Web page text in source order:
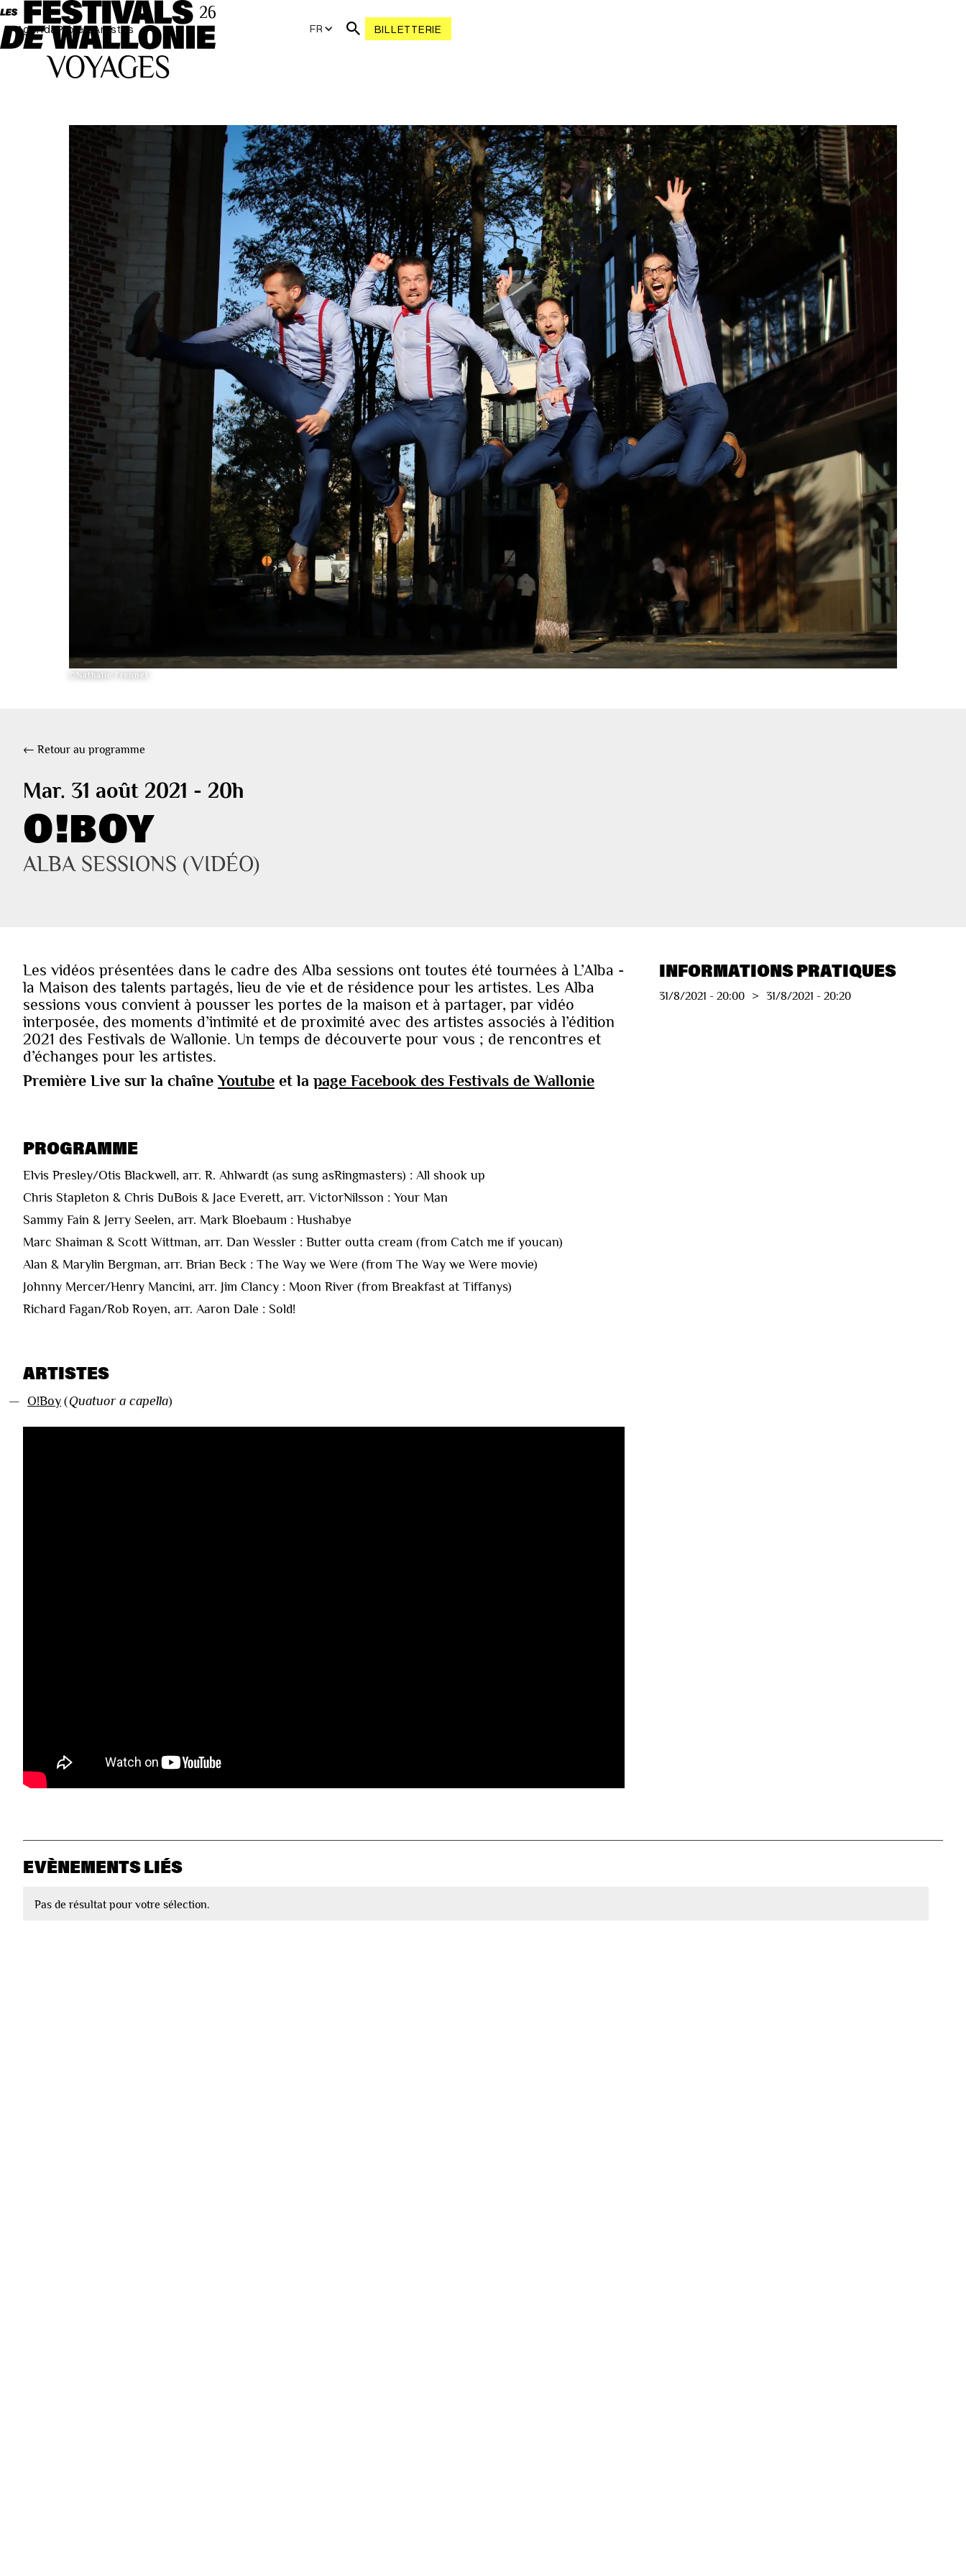
AgendaProjetsArtistes FR BILLETTERIE
©Nathalie Frennet
← Retour au programme
Mar. 31 août 2021 - 20h
O!BOY
ALBA SESSIONS (VIDÉO)
Les vidéos présentées dans le cadre des Alba sessions ont toutes été tournées à L’Alba -
la Maison des talents partagés, lieu de vie et de résidence pour les artistes. Les Alba
sessions vous convient à pousser les portes de la maison et à partager, par vidéo
interposée, des moments d’intimité et de proximité avec des artistes associés à l’édition
2021 des Festivals de Wallonie. Un temps de découverte pour vous ; de rencontres et
d’échanges pour les artistes.
Première Live sur la chaîneYoutube et la page Facebook des Festivals de Wallonie
PROGRAMME
Elvis Presley/Otis Blackwell, arr. R. Ahlwardt (as sung asRingmasters) : All shook up
Chris Stapleton & Chris DuBois & Jace Everett, arr. VictorNilsson : Your Man
Sammy Fain & Jerry Seelen, arr. Mark Bloebaum : Hushabye
Marc Shaiman & Scott Wittman, arr. Dan Wessler : Butter outta cream (from Catch me if youcan)
Alan & Marylin Bergman, arr. Brian Beck : The Way we Were (from The Way we Were movie)
Johnny Mercer/Henry Mancini, arr. Jim Clancy : Moon River (from Breakfast at Tiffanys)
Richard Fagan/Rob Royen, arr. Aaron Dale : Sold!
ARTISTES
— O!Boy (Quatuor a capella)
INFORMATIONS PRATIQUES
31/8/2021 -20:00 > 31/8/2021 -20:20
EVÈNEMENTS LIÉS
Pas de résultat pour votre sélection.